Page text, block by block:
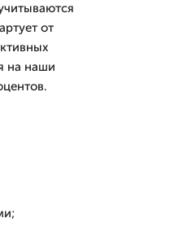
от
на наши